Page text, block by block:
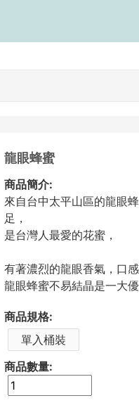
龍眼蜂蜜
商品簡介:
來自台中太平山區的龍眼
⾜，
是台灣⼈最愛的花蜜，
有著濃烈的龍眼香氣，⼝
龍眼蜂蜜不易結晶是一大優
商品規格:
單入桶裝
商品數量: